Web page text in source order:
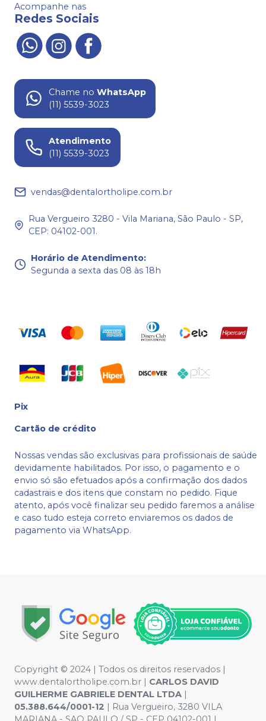
Acompanhe nas
Redes Sociais
Chame no WhatsApp
(11) 5539-3023
Atendimento
(11) 5539-3023
vendas@dentalortholipe.com.br
Rua Vergueiro 3280 - Vila Mariana, São Paulo - SP,
CEP: 04102-001.
Horário de Atendimento:
Segunda a sexta das 08 às 18h
Pix
Cartão de crédito
Nossas vendas são exclusivas para profissionais de saúde
devidamente habilitados. Por isso, o pagamento e o
envio só são efetuados após a confirmação dos dados
cadastrais e dos itens que constam no pedido. Fique
atento, após você finalizar seu pedido faremos a análise
e caso tudo esteja correto enviaremos os dados de
pagamento via WhatsApp.
Copyright © 2024 | Todos os direitos reservados |
www.dentalortholipe.com.br | CARLOS DAVID
GUILHERME GABRIELE DENTAL LTDA |
05.388.644/0001-12 | Rua Vergueiro, 3280 VILA